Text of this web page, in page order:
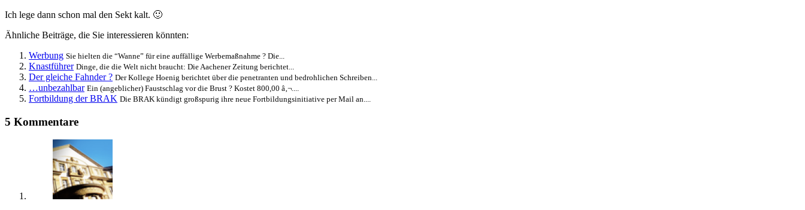
Ich lege dann schon mal den Sekt kalt. 🙂
Ähnliche Beiträge, die Sie interessieren könnten:
Werbung Sie hielten die “Wanne” für eine auffällige Werbemaßnahme ? Die...
Knastführer Dinge, die die Welt nicht braucht: Die Aachener Zeitung berichtet...
Der gleiche Fahnder ? Der Kollege Hoenig berichtet über die penetranten und bedrohlichen Schreiben...
…unbezahlbar Ein (angeblicher) Faustschlag vor die Brust ? Kostet 800,00 â‚¬....
Fortbildung der BRAK Die BRAK kündigt großspurig ihre neue Fortbildungsinitiative per Mail an....
5 Kommentare